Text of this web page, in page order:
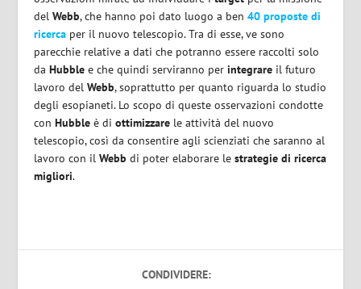
delWebb, che hanno poi dato luogo a ben40 proposte di
ricerca per il nuovo telescopio. Tra di esse, ve sono
parecchie relative a dati che potranno essere raccolti solo
daHubble e che quindi serviranno perintegrare il futuro
lavoro delWebb, soprattutto per quanto riguarda lo studio
degli esopianeti. Lo scopo di queste osservazioni condotte
conHubble è diottimizzare le attività del nuovo
telescopio, così da consentire agli scienziati che saranno al
lavoro con ilWebb di poter elaborare lestrategie di ricerca
migliori.
CONDIVIDERE: